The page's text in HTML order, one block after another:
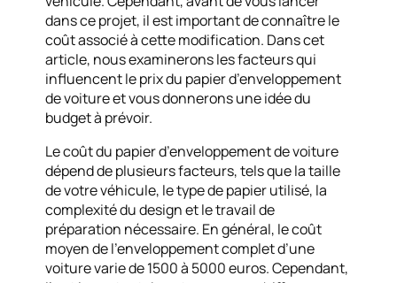
dans ce projet, il est important de connaître le
coût associé à cette modification. Dans cet
article, nous examinerons les facteurs qui
influencent le prix du papier d’enveloppement
de voiture et vous donnerons une idée du
budget à prévoir.
Le coût du papier d’enveloppement de voiture
dépend de plusieurs facteurs, tels que la taille
de votre véhicule, le type de papier utilisé, la
complexité du design et le travail de
préparation nécessaire. En général, le coût
moyen de l’enveloppement complet d’une
voiture varie de 1500 à 5000 euros. Cependant,